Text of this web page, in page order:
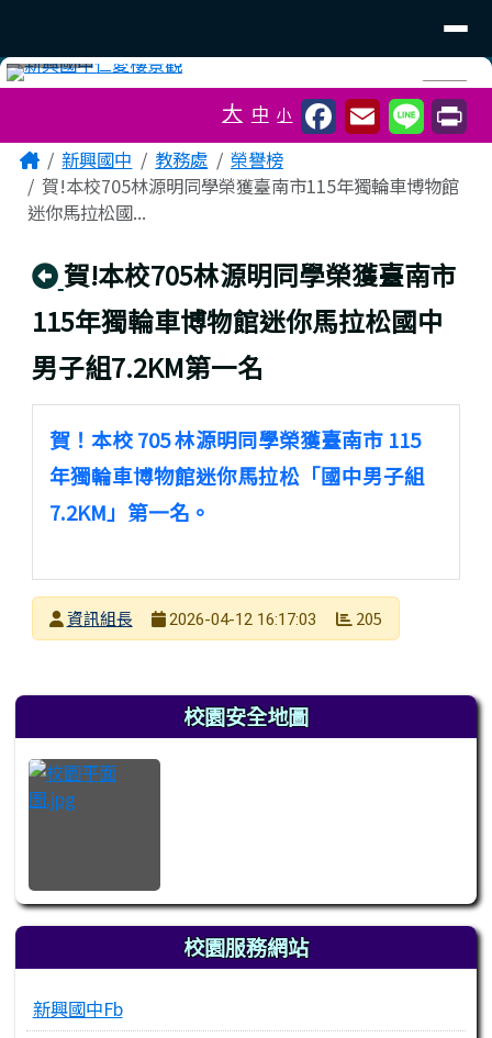
⏸
大 中 小
主內容區域
Home新興國中 教務處
榮譽榜
賀!本校705林源明同學榮獲臺南市115年獨輪車博物館
迷你馬拉松國...
回上頁
賀!本校705林源明同學榮獲臺南市
115年獨輪車博物館迷你馬拉松國中
男子組7.2KM第一名
賀！本校 705 林源明同學榮獲臺南市 115
年獨輪車博物館迷你馬拉松「國中男子組
7.2KM」第一名。
發布者
資訊組長
2026-04-12 16:17:03 205
左邊區域內容 校園安全地圖
校園服務網站
新興國中Fb
頁尾區域